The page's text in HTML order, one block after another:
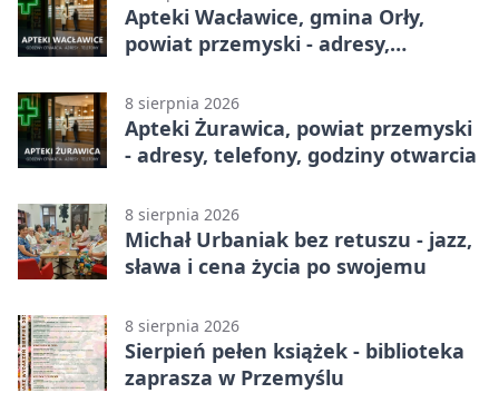
Apteki Wacławice, gmina Orły,
powiat przemyski - adresy,
8 sierpnia 2026
Apteki Żurawica, powiat przemyski
- adresy, telefony, godziny otwarcia
8 sierpnia 2026
Michał Urbaniak bez retuszu - jazz,
sława i cena życia po swojemu
8 sierpnia 2026
Sierpień pełen książek - biblioteka
zaprasza w Przemyślu